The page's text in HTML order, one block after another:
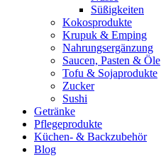
Süßigkeiten
Kokosprodukte
Krupuk & Emping
Nahrungsergänzung
Saucen, Pasten & Öle
Tofu & Sojaprodukte
Zucker
Sushi
Getränke
Pflegeprodukte
Küchen- & Backzubehör
Blog